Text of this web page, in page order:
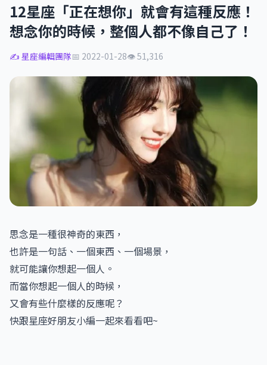
12星座「正在想你」就會有這種反應！
想念你的時候，整個人都不像自己了！
✍️ 星座編輯團隊📅 2022-01-28👁 51,316
思念是一種很神奇的東西，
也許是一句話、一個東西、一個場景，
就可能讓你想起一個人。
而當你想起一個人的時候，
又會有些什麼樣的反應呢？
快跟星座好朋友小編一起來看看吧~